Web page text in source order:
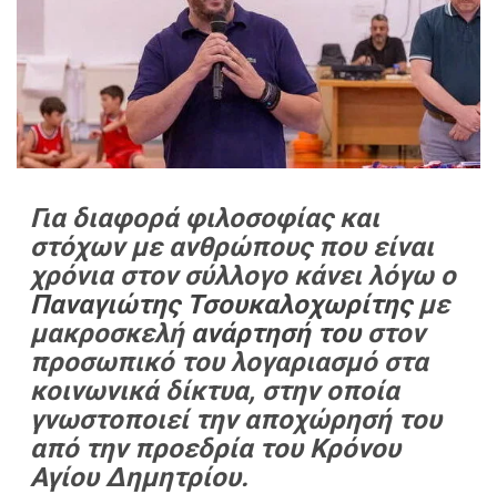
Για διαφορά φιλοσοφίας και
στόχων με ανθρώπους που είναι
χρόνια στον σύλλογο κάνει λόγω ο
Παναγιώτης Τσουκαλοχωρίτηςμε
μακροσκελή ανάρτησή τουστον
προσωπικό του λογαριασμό στα
κοινωνικά δίκτυα, στην οποία
γνωστοποιεί την αποχώρησή του
από την προεδρία του Κρόνου
Αγίου Δημητρίου.